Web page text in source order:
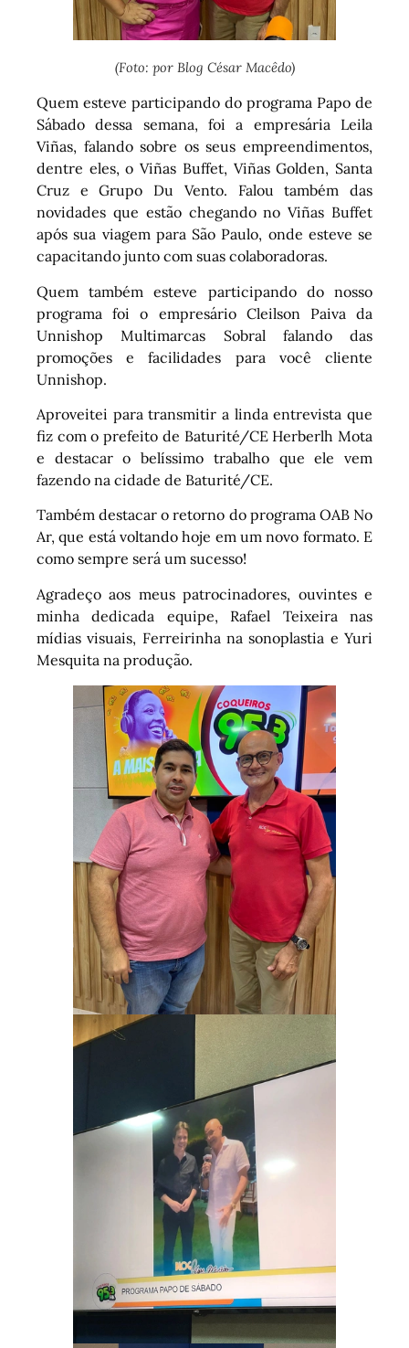
(Foto: por Blog César Macêdo)
Quem esteve participando do programa Papo de
Sábado dessa semana, foi a empresária Leila
Viñas, falando sobre os seus empreendimentos,
dentre eles, o Viñas Buffet, Viñas Golden, Santa
Cruz e Grupo Du Vento. Falou também das
novidades que estão chegando no Viñas Buffet
após sua viagem para São Paulo, onde esteve se
capacitando junto com suas colaboradoras.
Quem também esteve participando do nosso
programa foi o empresário Cleilson Paiva da
Unnishop Multimarcas Sobral falando das
promoções e facilidades para você cliente
Unnishop.
Aproveitei para transmitir a linda entrevista que
fiz com o prefeito de Baturité/CE Herberlh Mota
e destacar o belíssimo trabalho que ele vem
fazendo na cidade de Baturité/CE.
Também destacar o retorno do programa OAB No
Ar, que está voltando hoje em um novo formato. E
como sempre será um sucesso!
Agradeço aos meus patrocinadores, ouvintes e
minha dedicada equipe, Rafael Teixeira nas
mídias visuais, Ferreirinha na sonoplastia e Yuri
Mesquita na produção.